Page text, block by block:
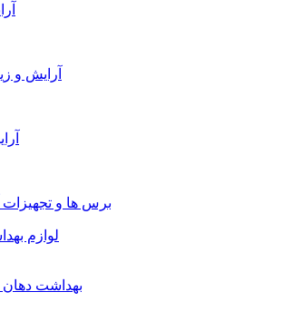
آرایش و
برس ها و تجهیزات
لوازم
بهداشت دهان